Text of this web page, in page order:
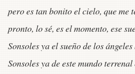
pero es tan bonito el cielo, que me
pronto, lo sé, es el momento, ese
Sonsoles ya el sueño de los
Sonsoles ya de este mundo terrenal